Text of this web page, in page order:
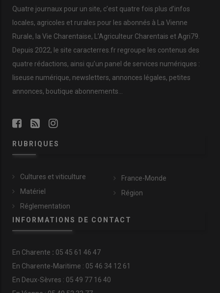
Quatre journaux pour un site, c’est quatre fois plus d’infos
locales, agricoles et rurales pour les abonnés à La Vienne
Rurale, la Vie Charentaise, L’Agriculteur Charentais et Agri79.
Depuis 2022, le site caracterres.fr regroupe les contenus des
quatre rédactions, ainsi qu’un panel de services numériques :
liseuse numérique, newsletters, annonces légales, petites
annonces, boutique abonnements…
RUBRIQUES
Cultures et viticulture
Matériel
Réglementation
France-Monde
Région
INFORMATIONS DE CONTACT
En Charente : 05 45 61 46 47
En Charente-Maritime : 05 46 34 12 61
En Deux-Sèvres : 05 49 77 16 40